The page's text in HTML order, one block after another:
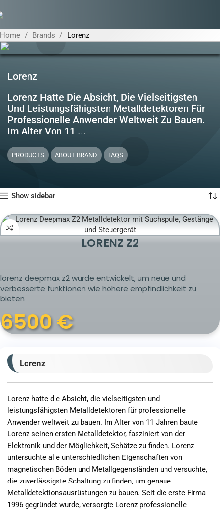
Home Brands Lorenz
Lorenz
Lorenz Hatte Die Absicht, Die Vielseitigsten
Und Leistungsfähigsten Metalldetektoren Für
Professionelle Anwender Weltweit Zu Bauen.
Im Alter Von 11 ...
PRODUCTS ABOUT BRAND FAQS
Show sidebar
LORENZ Z2
lorenz deepmax z2 wurde entwickelt, um neue und
verbesserte funktionen wie höhere empfindlichkeit zu
bieten
6500€
Lorenz
Lorenz hatte die Absicht, die vielseitigsten und
leistungsfähigsten Metalldetektoren für professionelle
Anwender weltweit zu bauen. Im Alter von 11 Jahren baute
Lorenz seinen ersten Metalldetektor, fasziniert von der
Elektronik und der Möglichkeit, Schätze zu finden. Lorenz
untersuchte alle unterschiedlichen Eigenschaften von
magnetischen Böden und Metallgegenständen und versuchte,
die zuverlässigste Schaltung zu finden, um genaue
Metalldetektionsausrüstungen zu bauen. Seit die erste Firma
1996 gegründet wurde, versorgte Lorenz professionelle